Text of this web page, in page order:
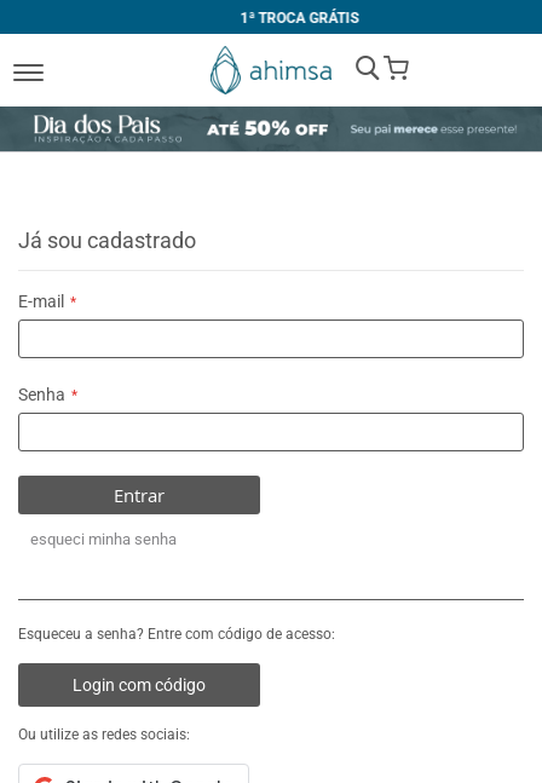
1ª TROCA GRÁTIS
My Cart
Já sou cadastrado
E-mail
Senha
Entrar
esqueci minha senha
Esqueceu a senha? Entre com código de acesso:
Login com código
Ou utilize as redes sociais: